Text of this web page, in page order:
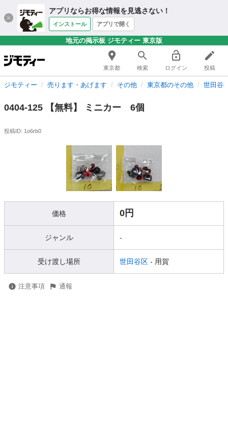
アプリならお得な情報を見逃さない！
インストール アプリで開く
地元の掲示板 ジモティー 東京版
東京都 検索 ログイン 投稿
ジモティー 売ります・あげます その他 東京都のその他 世田谷
0404-125 【無料】 ミニカー 6個
投稿ID: 1o6rb0
価格 0円
ジャンル -
受け渡し場所 世田谷区 - 用賀
注意事項 通報